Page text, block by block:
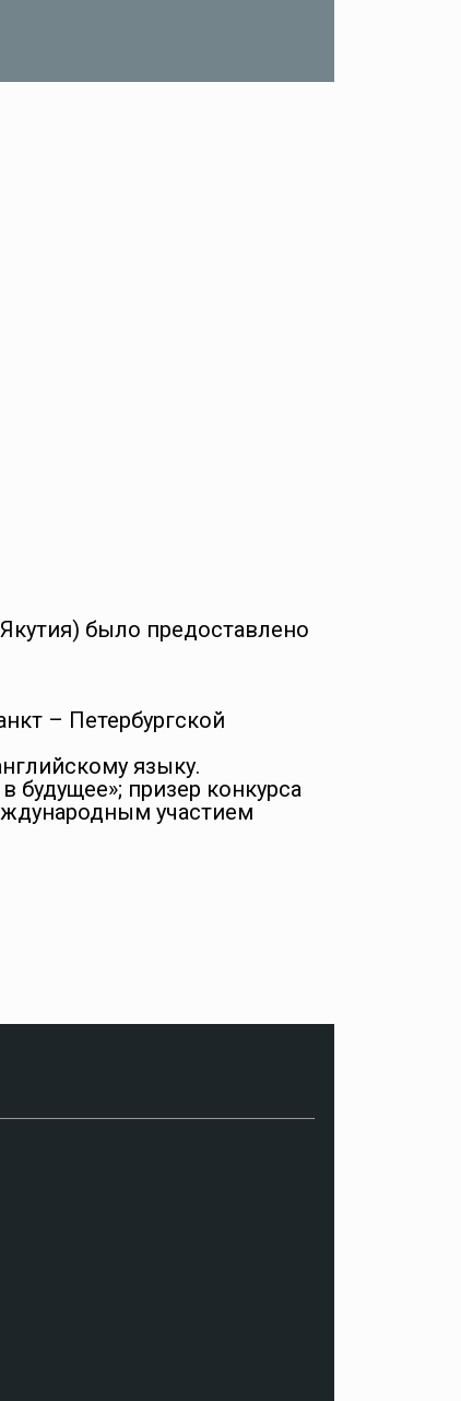
было предоставлено
– Петербургской
языку.
призер конкурса
участием